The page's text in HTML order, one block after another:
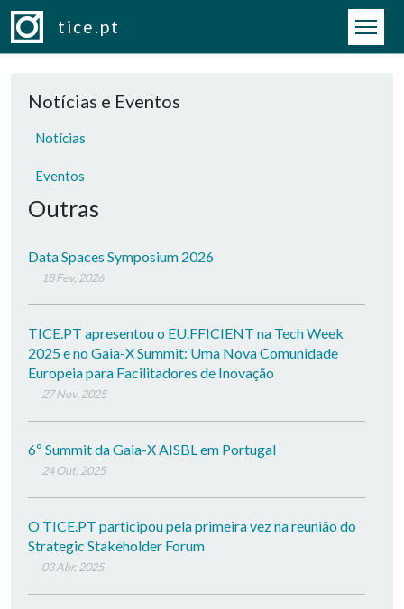
Passar para o conteúdo principal
tice.pt
Notícias e Eventos
Notícias
Eventos
Outras
Data Spaces Symposium 2026
18 Fev, 2026
TICE.PT apresentou o EU.FFICIENT na Tech Week
2025 e no Gaia-X Summit: Uma Nova Comunidade
Europeia para Facilitadores de Inovação
27 Nov, 2025
6º Summit da Gaia-X AISBL em Portugal
24 Out, 2025
O TICE.PT participou pela primeira vez na reunião do
Strategic Stakeholder Forum
03 Abr, 2025